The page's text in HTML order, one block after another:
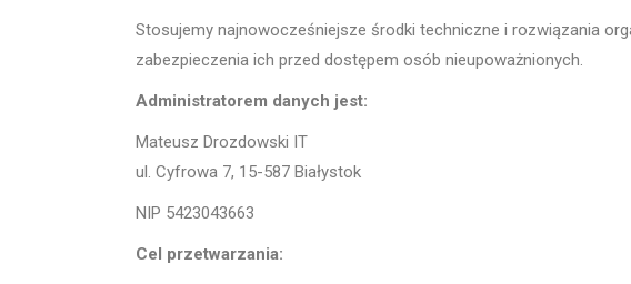
Stosujemy najnowocześniejsze środki techniczne i rozwiązania
zabezpieczenia ich przed dostępem osób nieupoważnionych.
Administratorem danych jest:
Mateusz Drozdowski IT
ul. Cyfrowa 7, 15-587 Białystok
NIP 5423043663
Cel przetwarzania: